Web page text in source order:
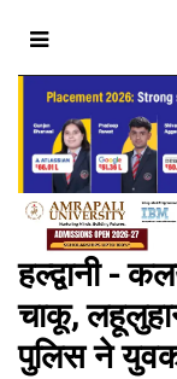
हल्द्वानी -
चाकू,
पुलिस ने युवक